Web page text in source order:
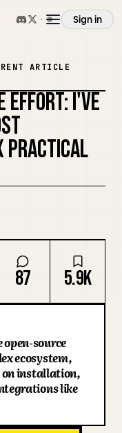
Sign in
ARTICLE
REMIX COVER
EFFORT: I'VE
PRACTICAL
87 5.9K
open-source
ecosystem,
installation,
like